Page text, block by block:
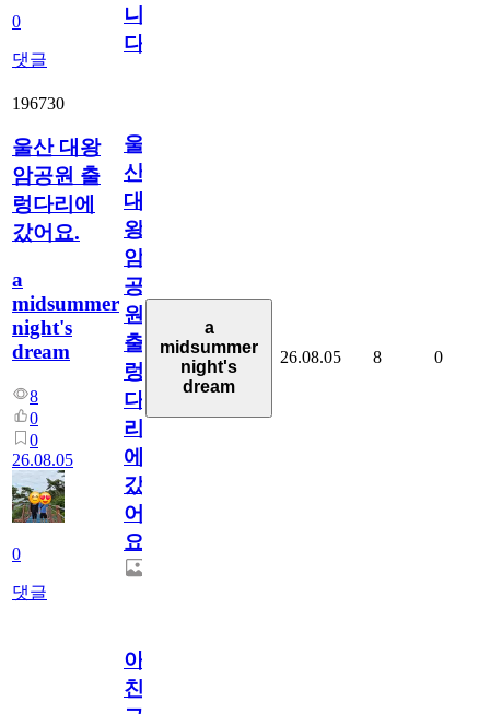
0
댓글
니
다
196730
울산 대왕
암공원 출
렁다리에
갔어요.
a
midsummer
night's
dream
8
0
0
26.08.05
0
댓글
울
산
대
왕
암
공
원
출
렁
다
리
에
갔
어
요.
a
midsummer
night's
dream
26.08.05 8 0
아.
친